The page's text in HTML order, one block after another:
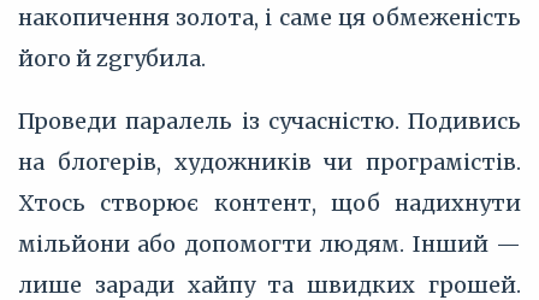
накопичення золота, і саме ця обмеженість
його й zgгубила.
Проведи паралель із сучасністю. Подивись
на блогерів, художників чи програмістів.
Хтось створює контент, щоб надихнути
мільйони або допомогти людям. Інший —
лише заради хайпу та швидких грошей.